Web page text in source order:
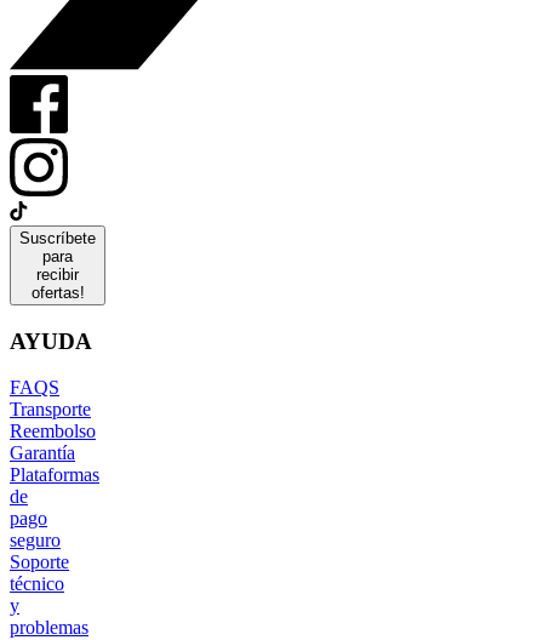
Suscríbete
para
recibir
ofertas!
AYUDA
FAQS
Transporte
Reembolso
Garantía
Plataformas
de
pago
seguro
Soporte
técnico
y
problemas